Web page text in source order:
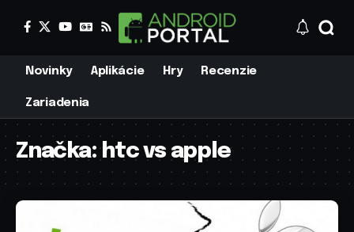
Novinky Aplikácie Hry Recenzie
Zariadenia
Značka:htc vs apple